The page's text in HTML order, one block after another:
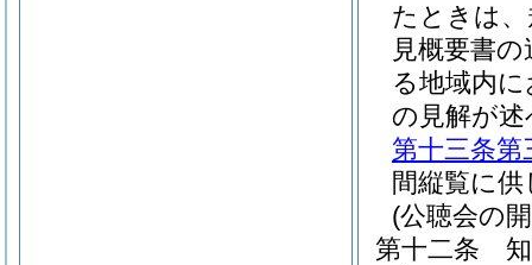
たときは
見概要書
る地域内
の見解が
第十三条第
間縦覧に
(公聴会の
第十二条